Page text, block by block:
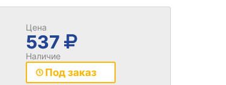
Цена
537
Наличие
Под заказ